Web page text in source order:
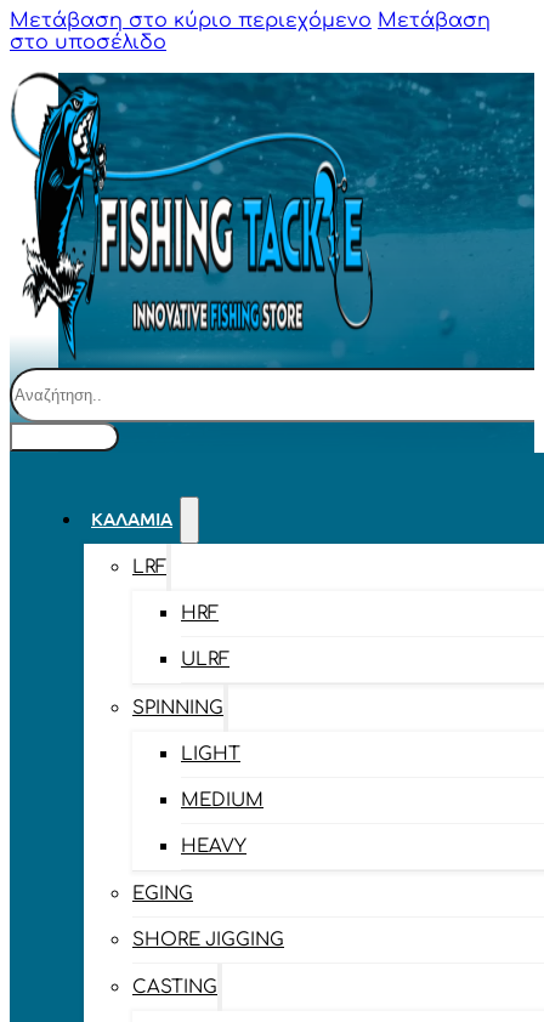
Μετάβαση στο κύριο περιεχόμενο Μετάβαση
στο υποσέλιδο
Αναζήτηση
ΚΑΛΆΜΙΑ
LRF
HRF
ULRF
SPINNING
LIGHT
MEDIUM
HEAVY
EGING
SHORE JIGGING
CASTING